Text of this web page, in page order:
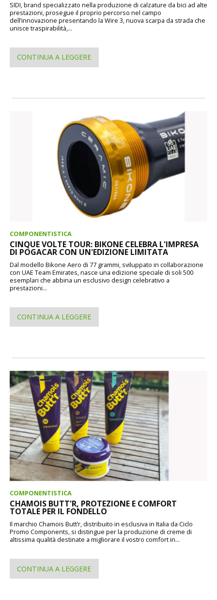
SIDI, brand specializzato nella produzione di calzature da bici ad alte
prestazioni, prosegue il proprio percorso nel campo
dell’innovazione presentando la Wire 3, nuova scarpa da strada che
unisce traspirabilità,...
CONTINUA A LEGGERE
COMPONENTISTICA
CINQUE VOLTE TOUR: BIKONE CELEBRA L'IMPRESA
DI POGACAR CON UN'EDIZIONE LIMITATA
Dal modello Bikone Aero di 77 grammi, sviluppato in collaborazione
con UAE Team Emirates, nasce una edizione speciale di soli 500
esemplari che abbina un esclusivo design celebrativo a
prestazioni...
CONTINUA A LEGGERE
COMPONENTISTICA
CHAMOIS BUTT'R, PROTEZIONE E COMFORT
TOTALE PER IL FONDELLO
Il marchio Chamois Butt’r, distribuito in esclusiva in Italia da Ciclo
Promo Components, si distingue per la produzione di creme di
altissima qualità destinate a migliorare il vostro comfort in...
CONTINUA A LEGGERE